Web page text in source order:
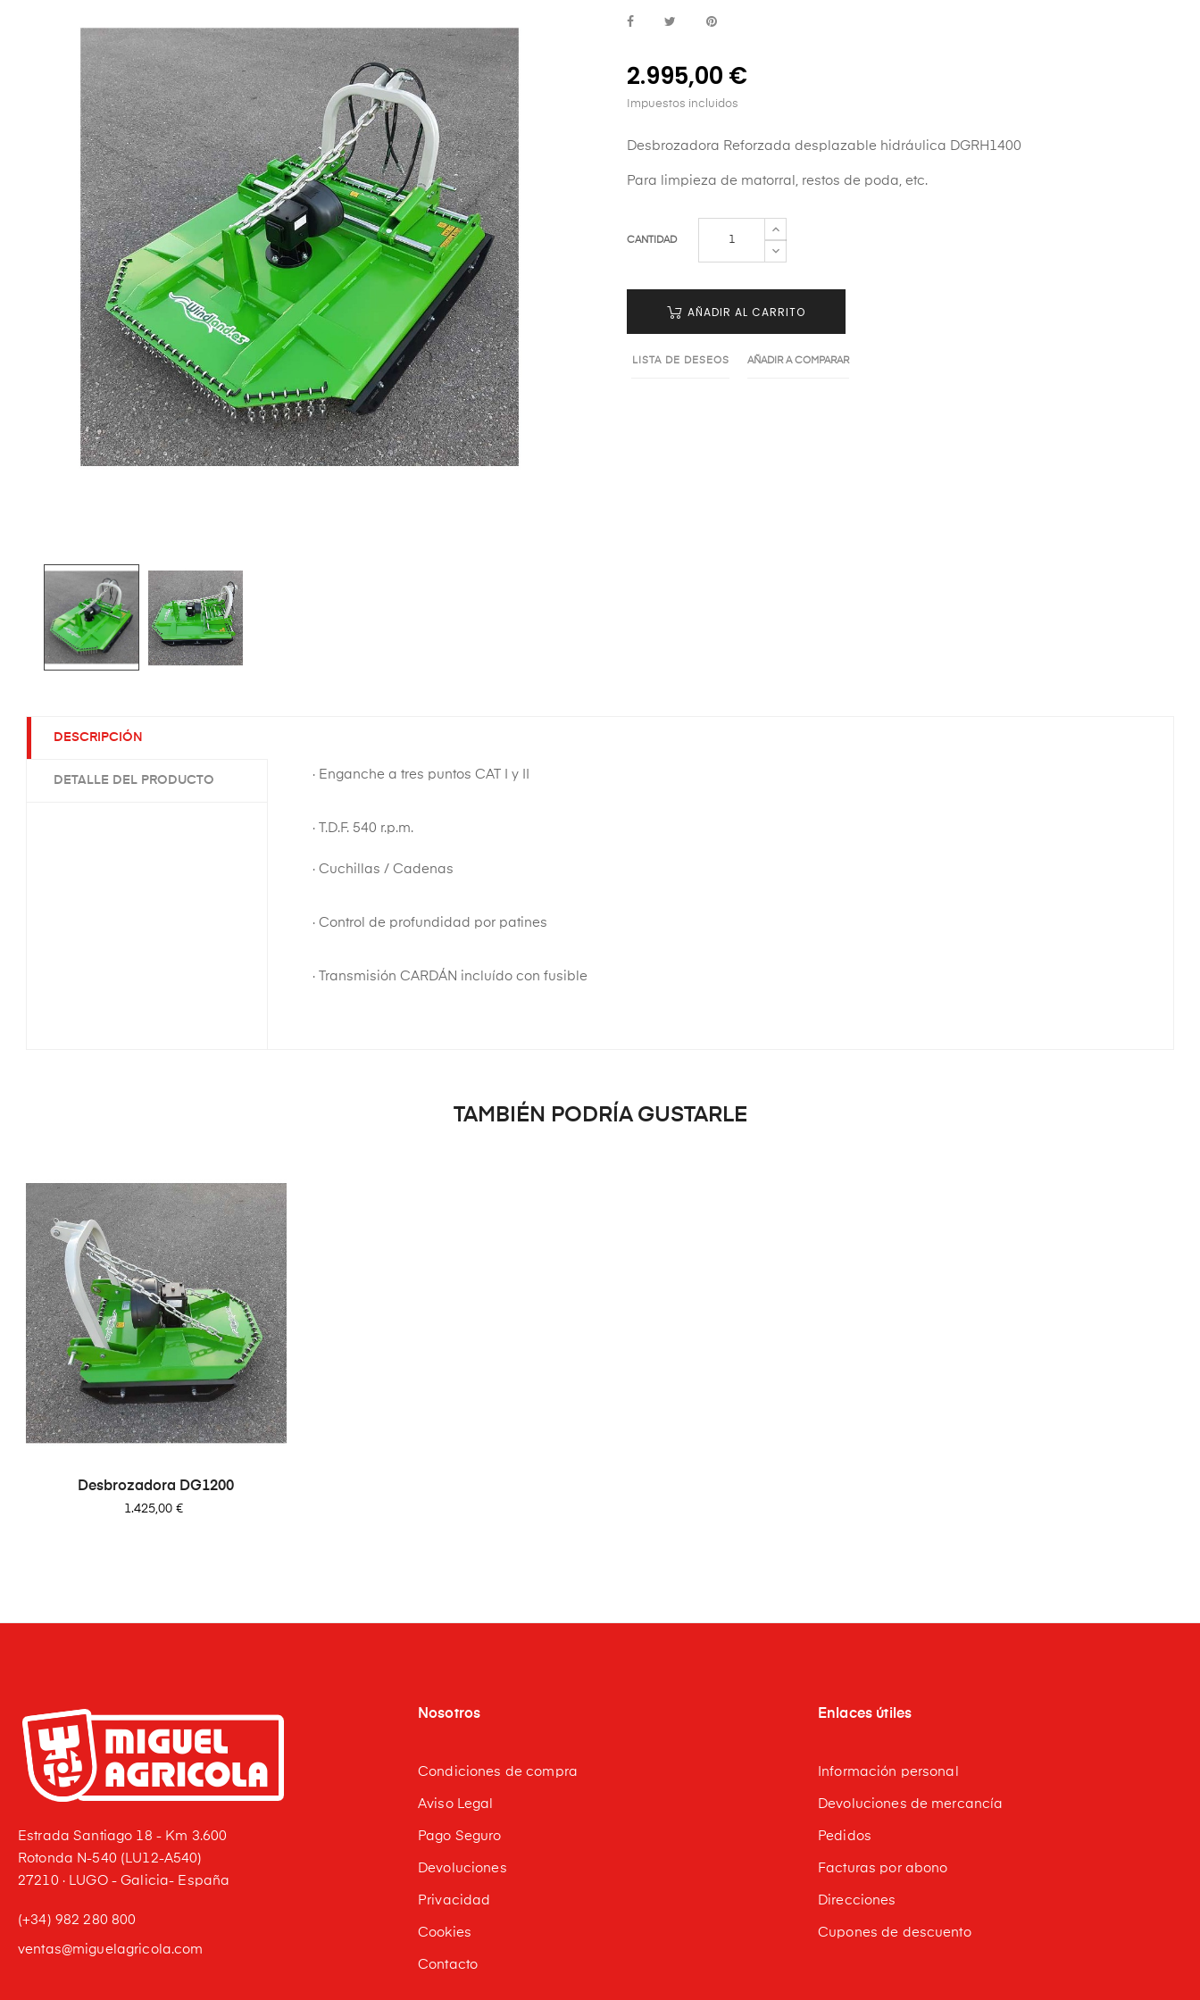
2.995,00 €
Impuestos incluidos
Desbrozadora Reforzada desplazable hidráulica DGRH1400
Para limpieza de matorral, restos de poda, etc.
CANTIDAD
AÑADIR AL CARRITO
LISTA DE DESEOS AÑADIR A COMPARAR
DESCRIPCIÓN
DETALLE DEL PRODUCTO · Enganche a tres puntos CAT I y II
· T.D.F. 540 r.p.m.
· Cuchillas / Cadenas
· Control de profundidad por patines
· Transmisión CARDÁN incluído con fusible
TAMBIÉN PODRÍA GUSTARLE
Desbrozadora DG1200
Precio
1.425,00 €
Estrada Santiago 18 - Km 3.600
Rotonda N-540 (LU12-A540)
27210 · LUGO - Galicia- España
(+34) 982 280 800
ventas@miguelagricola.com
Nosotros
Condiciones de compra
Aviso Legal
Pago Seguro
Devoluciones
Privacidad
Cookies
Contacto
Enlaces útiles
Información personal
Devoluciones de mercancía
Pedidos
Facturas por abono
Direcciones
Cupones de descuento